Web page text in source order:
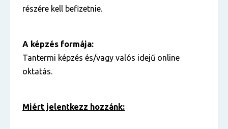
részére kell befizetnie.
A képzés formája:
Tantermi képzés és/vagy valós idejű online
oktatás.
Miért jelentkezz hozzánk: